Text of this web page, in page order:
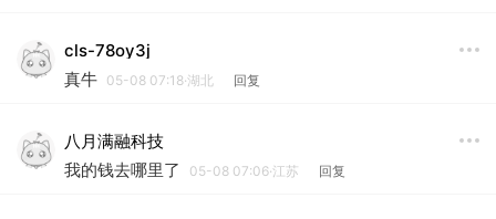
cls-78oy3j
真牛 05-08 07:18·湖北 回复
八月满融科技
我的钱去哪里了
05-08 07:06·江苏 回复